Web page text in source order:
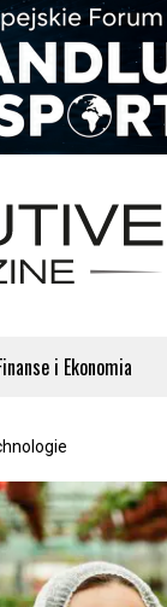
i Ekonomia